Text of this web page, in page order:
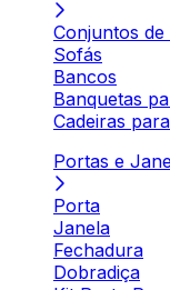
Conjuntos
Sofás
Bancos
Banquetas
Cadeiras
Portas e
Porta
Janela
Fechadura
Dobradiça